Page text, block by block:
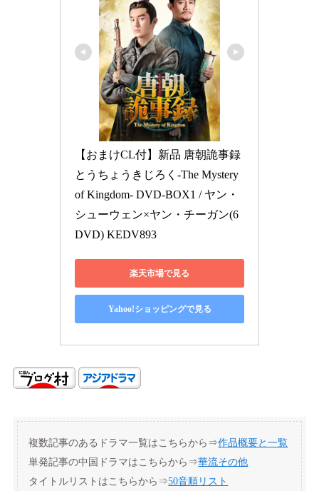
【おまけCL付】新品 唐朝詭事録
とうちょうきじろく-The Mystery
of Kingdom- DVD-BOX1 / ヤン・
シューウェン×ヤン・チーガン(6
DVD) KEDV893
楽天市場で見る
Yahoo!ショッピングで見る
複数記事のあるドラマ一覧はこちらから⇒作品概要と一覧
単発記事の中国ドラマはこちらから⇒華流その他
タイトルリストはこちらから⇒50音順リスト